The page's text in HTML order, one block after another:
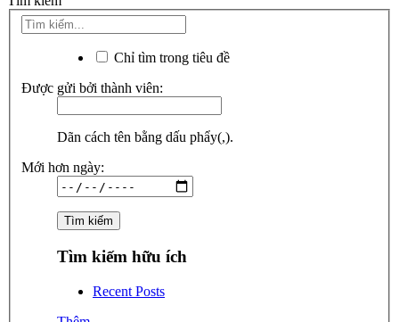
Chỉ tìm trong tiêu đề
Được gửi bởi thành viên:
Dãn cách tên bằng dấu phẩy(,).
Mới hơn ngày:
Tìm kiếm hữu ích
Recent Posts